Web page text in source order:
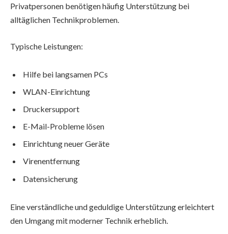
Privatpersonen benötigen häufig Unterstützung bei
alltäglichen Technikproblemen.
Typische Leistungen:
Hilfe bei langsamen PCs
WLAN-Einrichtung
Druckersupport
E-Mail-Probleme lösen
Einrichtung neuer Geräte
Virenentfernung
Datensicherung
Eine verständliche und geduldige Unterstützung erleichtert
den Umgang mit moderner Technik erheblich.